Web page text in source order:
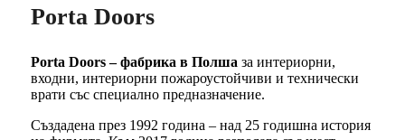
Porta Doors
Porta Doors – фабрика в Полша за интериорни,
входни, интериорни пожароустойчиви и технически
врати със специално предназначение.
Създадена през 1992 година – над 25 годишна история